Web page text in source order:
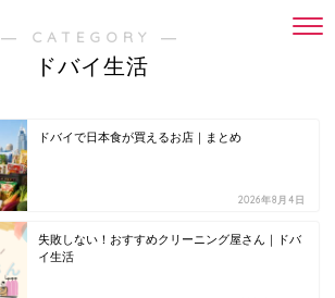
― CATEGORY ―
ドバイ生活
ドバイで日本食が買えるお店｜まとめ
2026年8月4日
失敗しない！おすすめクリーニング屋さん｜ドバ
イ生活